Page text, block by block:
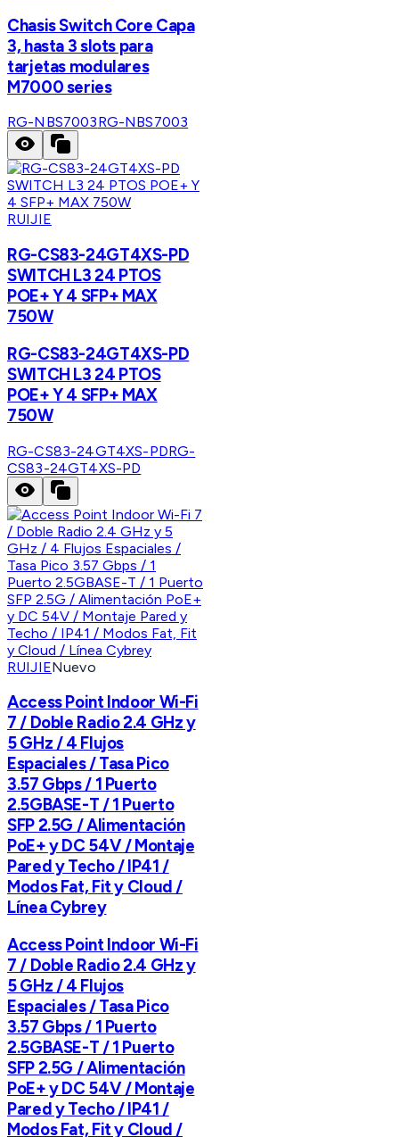
Chasis Switch Core Capa
3, hasta 3 slots para
tarjetas modulares
M7000 series
RG-NBS7003RG-NBS7003
RUIJIE
RG-CS83-24GT4XS-PD
SWITCH L3 24 PTOS
POE+ Y 4 SFP+ MAX
750W
RG-CS83-24GT4XS-PD
SWITCH L3 24 PTOS
POE+ Y 4 SFP+ MAX
750W
RG-CS83-24GT4XS-PDRG-
CS83-24GT4XS-PD
RUIJIENuevo
Access Point Indoor Wi-Fi
7 / Doble Radio 2.4 GHz y
5 GHz / 4 Flujos
Espaciales / Tasa Pico
3.57 Gbps / 1 Puerto
2.5GBASE-T / 1 Puerto
SFP 2.5G / Alimentación
PoE+ y DC 54V / Montaje
Pared y Techo / IP41 /
Modos Fat, Fit y Cloud /
Línea Cybrey
Access Point Indoor Wi-Fi
7 / Doble Radio 2.4 GHz y
5 GHz / 4 Flujos
Espaciales / Tasa Pico
3.57 Gbps / 1 Puerto
2.5GBASE-T / 1 Puerto
SFP 2.5G / Alimentación
PoE+ y DC 54V / Montaje
Pared y Techo / IP41 /
Modos Fat, Fit y Cloud /